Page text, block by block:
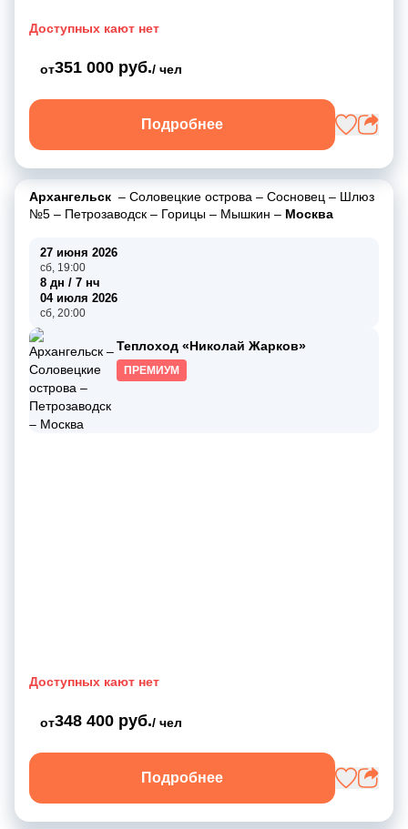
Доступных кают нет
от351 000 руб./ чел
Подробнее
Архангельск – Соловецкие острова – Сосновец – Шлюз
№5 – Петрозаводск – Горицы – Мышкин – Москва
27 июня 2026
сб, 19:00
8 дн / 7 нч
04 июля 2026
сб, 20:00
Теплоход «Николай Жарков»
ПРЕМИУМ
Доступных кают нет
от348 400 руб./ чел
Подробнее